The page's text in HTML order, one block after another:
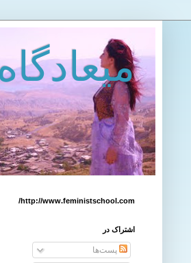
http://www.feministschool.com/
اشتراک در
پست‌ها